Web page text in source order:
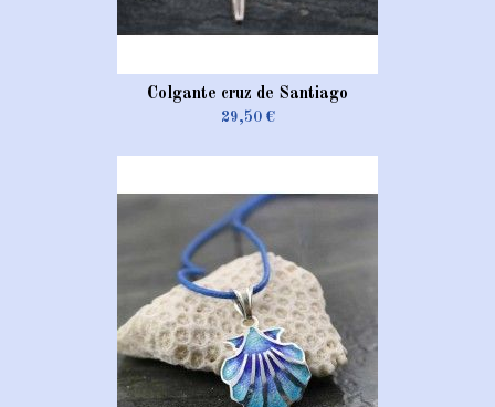
Colgante cruz de Santiago
29,50 €